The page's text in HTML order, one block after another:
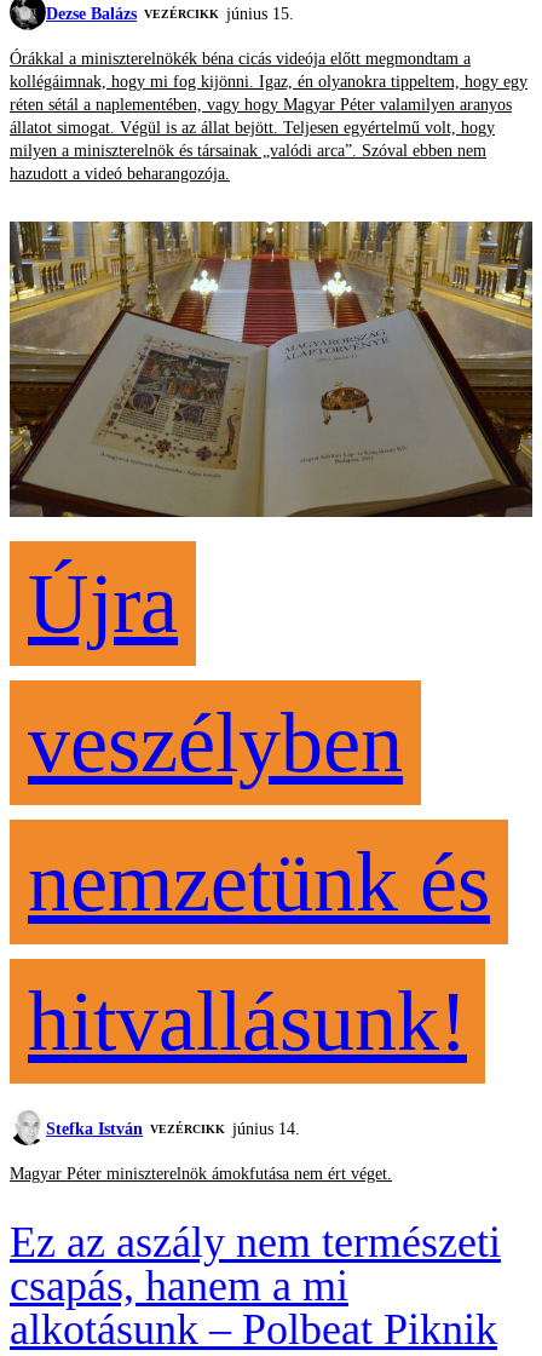
Dezse Balázs VEZÉRCIKK június 15.
Órákkal a miniszterelnökék béna cicás videója előtt megmondtam a
kollégáimnak, hogy mi fog kijönni. Igaz, én olyanokra tippeltem, hogy egy
réten sétál a naplementében, vagy hogy Magyar Péter valamilyen aranyos
állatot simogat. Végül is az állat bejött. Teljesen egyértelmű volt, hogy
milyen a miniszterelnök és társainak „valódi arca”. Szóval ebben nem
hazudott a videó beharangozója.
Újra
veszélyben
nemzetünk és
hitvallásunk!
Stefka István VEZÉRCIKK június 14.
Magyar Péter miniszterelnök ámokfutása nem ért véget.
Ez az aszály nem természeti
csapás, hanem a mi
alkotásunk – Polbeat Piknik